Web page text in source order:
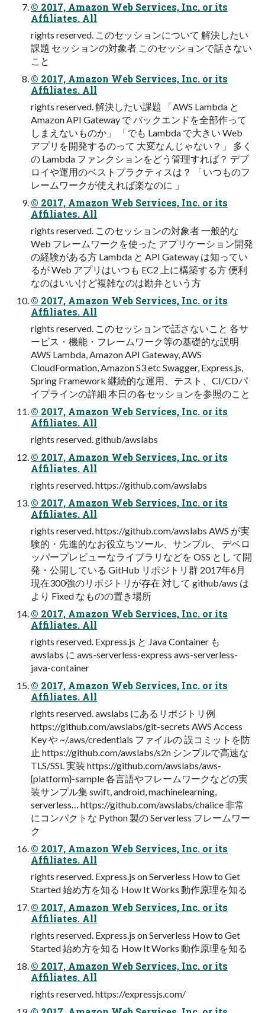
© 2017, Amazon Web Services, Inc. or its
Affiliates. All
rights reserved. このセッションについて 解決したい
課題 セッションの対象者 このセッションで話さない
こと
© 2017, Amazon Web Services, Inc. or its
Affiliates. All
rights reserved. 解決したい課題 「AWS Lambda と
Amazon API Gateway で バックエンドを全部作って
しまえないものか」 「でも Lambda で⼤きい Web
アプリを開発するのって ⼤変なんじゃない？」 多く
の Lambda ファンクションをどう管理すれば？ デプ
ロイや運⽤のベストプラクティスは？ 「いつものフ
レームワークが使えれば楽なのに 」
© 2017, Amazon Web Services, Inc. or its
Affiliates. All
rights reserved. このセッションの対象者 ⼀般的な
Web フレームワークを使った アプリケーション開発
の経験がある⽅ Lambda と API Gateway は知ってい
るが Web アプリはいつも EC2 上に構築する⽅ 便利
なのはいいけど複雑なのは勘弁という⽅
© 2017, Amazon Web Services, Inc. or its
Affiliates. All
rights reserved. このセッションで話さないこと 各サ
ービス・機能・フレームワーク等の基礎的な説明
AWS Lambda, Amazon API Gateway, AWS
CloudFormation, Amazon S3 etc Swagger, Express.js,
Spring Framework 継続的な運⽤、テスト、CI/CDパ
イプラインの詳細 本⽇の各セッションを参照のこと
© 2017, Amazon Web Services, Inc. or its
Affiliates. All
rights reserved. github/awslabs
© 2017, Amazon Web Services, Inc. or its
Affiliates. All
rights reserved. https://github.com/awslabs
© 2017, Amazon Web Services, Inc. or its
Affiliates. All
rights reserved. https://github.com/awslabs AWS が実
験的・先進的なお役⽴ちツール、サンプル、 デベロ
ッパープレビューなライブラリなどを OSS とし て開
発・公開している GitHub リポジトリ群 2017年6⽉
現在300強のリポジトリが存在 対して github/aws は
より Fixed なものの置き場所
© 2017, Amazon Web Services, Inc. or its
Affiliates. All
rights reserved. Express.js と Java Container も
awslabs に aws-serverless-express aws-serverless-
java-container
© 2017, Amazon Web Services, Inc. or its
Affiliates. All
rights reserved. awslabs にあるリポジトリ例
https://github.com/awslabs/git-secrets AWS Access
Key や ~/.aws/credentials ファイルの 誤コミットを防
⽌ https://github.com/awslabs/s2n シンプルで⾼速な
TLS/SSL 実装 https://github.com/awslabs/aws-
{platform}-sample 各⾔語やフレームワークなどの実
装サンプル集 swift, android, machinelearning,
serverless… https://github.com/awslabs/chalice ⾮常
にコンパクトな Python 製の Serverless フレームワー
ク
© 2017, Amazon Web Services, Inc. or its
Affiliates. All
rights reserved. Express.js on Serverless How to Get
Started 始め⽅を知る How It Works 動作原理を知る
© 2017, Amazon Web Services, Inc. or its
Affiliates. All
rights reserved. Express.js on Serverless How to Get
Started 始め⽅を知る How It Works 動作原理を知る
© 2017, Amazon Web Services, Inc. or its
Affiliates. All
rights reserved. https://expressjs.com/